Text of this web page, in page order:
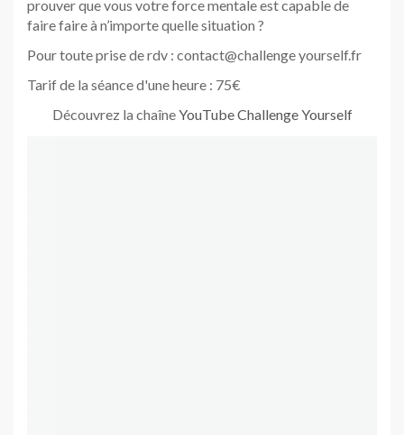
prouver que vous votre force mentale est capable de
faire faire à n’importe quelle situation ?
Pour toute prise de rdv : contact@challenge yourself.fr
Tarif de la séance d'une heure : 75€
Découvrez la chaîneYouTube Challenge Yourself